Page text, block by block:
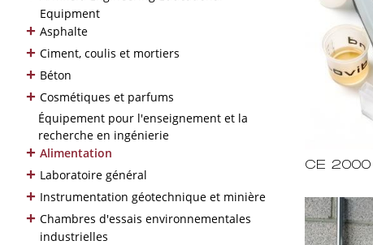
Equipment
+ Asphalte
+ Ciment, coulis et mortiers
+ Béton
+ Cosmétiques et parfums
Équipement pour l'enseignement et la
recherche en ingénierie
+ Alimentation
+ Laboratoire général
+ Instrumentation géotechnique et minière
+ Chambres d'essais environnementales
industrielles
CE